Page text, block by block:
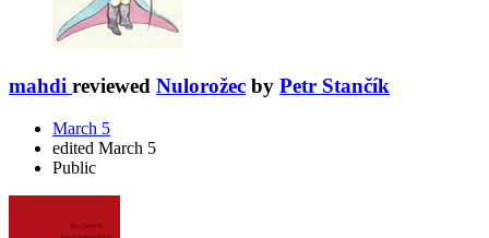
mahdi reviewed Nulorožec by Petr Stančík
March 5
edited March 5
Public